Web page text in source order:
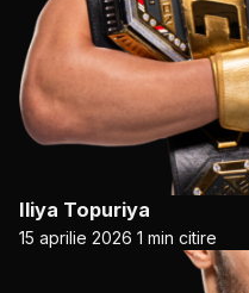
Iliya Topuriya
15 aprilie 2026 1 min citire